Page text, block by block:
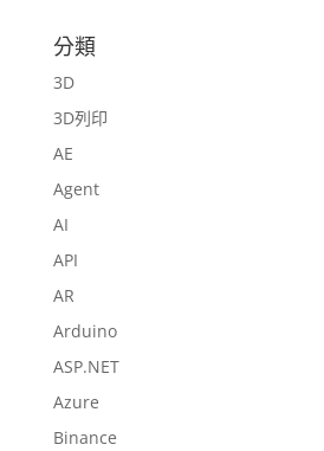
分類
3D
3D列印
AE
Agent
AI
API
AR
Arduino
ASP.NET
Azure
Binance